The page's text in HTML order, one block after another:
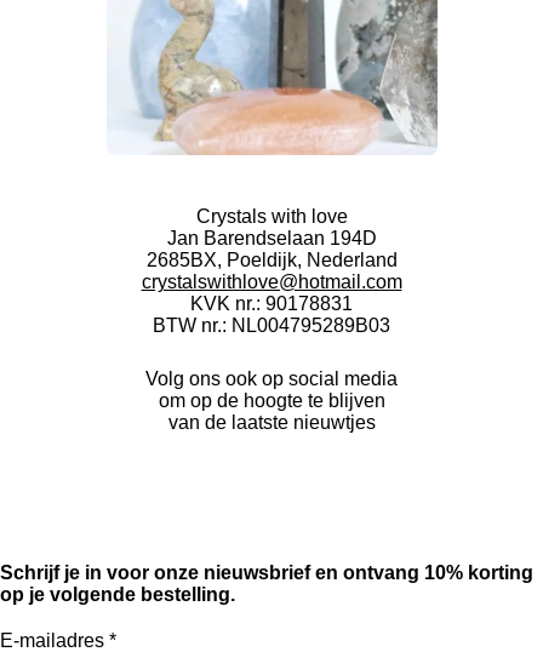
Crystals with love
Jan Barendselaan 194D
2685BX, Poeldijk, Nederland
crystalswithlove@hotmail.com
KVK nr.: 90178831
BTW nr.: NL004795289B03
Volg ons ook op social media
om op de hoogte te blijven
van de laatste nieuwtjes
b
a
Schrijf je in voor onze nieuwsbrief en ontvang 10% korting
op je volgende bestelling.
E-mailadres *